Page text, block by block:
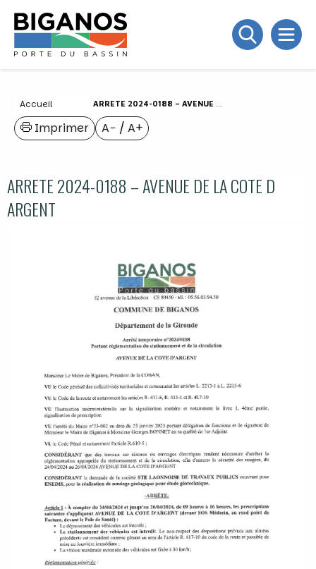
Accueil ARRETE 2024-0188 – AVENUE DE LA COTE D ARGENT
A− / A+
Imprimer
ARRETE 2024-0188 – AVENUE DE LA COTE D
ARGENT